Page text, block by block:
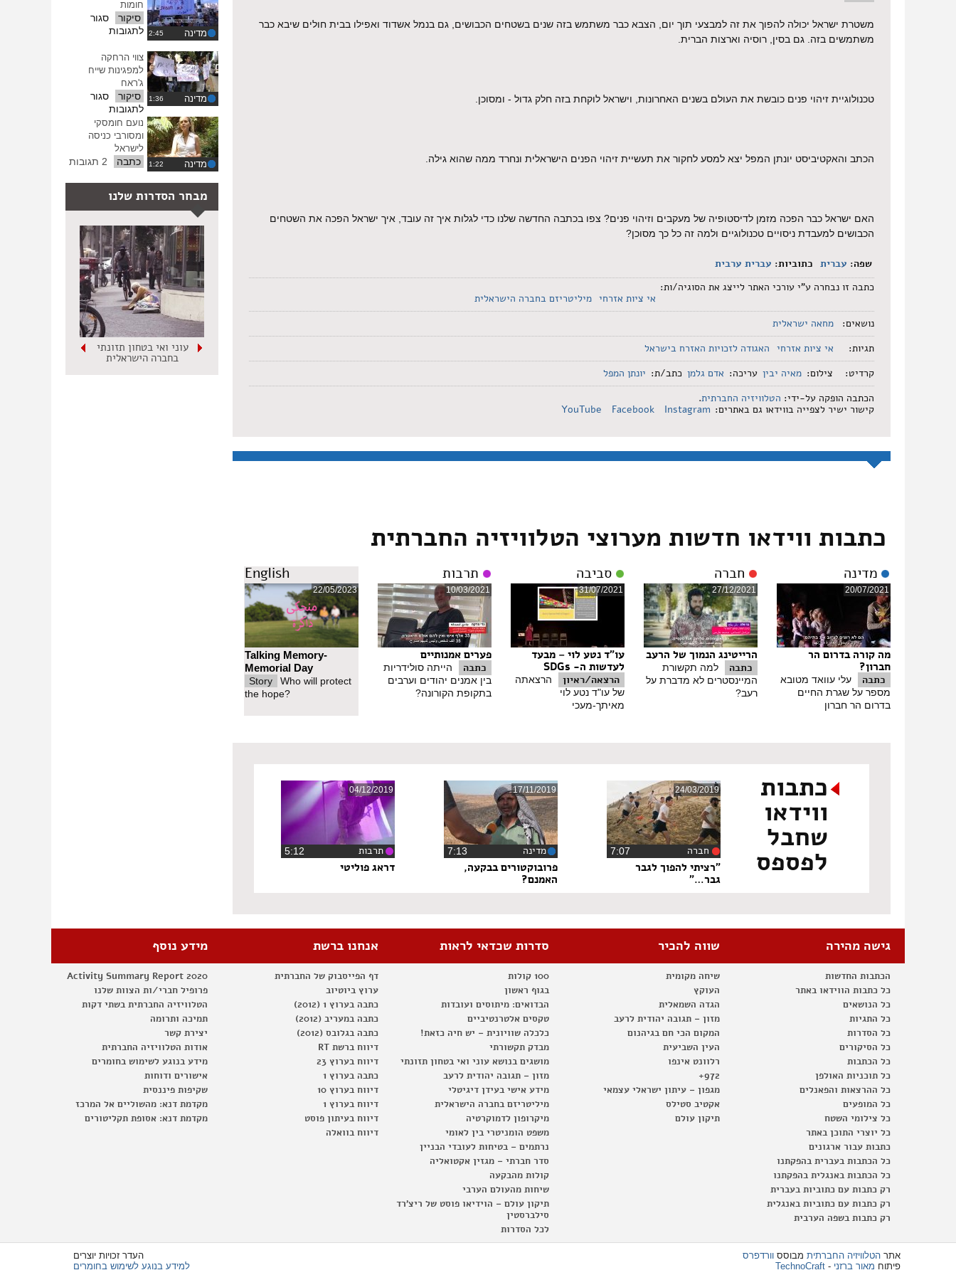
משטרת ישראל יכולה להפוך את זה למבצעי תוך יום, הצבא כבר משתמש בזה שנים בשטחים הכבושים, גם בנמל אשדוד ואפילו בבית חולים שיבא כבר
משתמשים בזה. גם בסין, רוסיה וארצות הברית.
טכנולוגיית זיהוי פנים כובשת את העולם בשנים האחרונות, וישראל לוקחת בזה חלק גדול - ומסוכן.
הכתב והאקטיביסט יונתן המפל יצא למסע לחקור את תעשיית זיהוי הפנים הישראלית ונחרד ממה שהוא גילה.
האם ישראל כבר הפכה מזמן לדיסטופיה של מעקבים וזיהוי פנים? צפו בכתבה החדשה שלנו כדי לגלות איך זה עובד, איך ישראל הפכה את השטחים
הכבושים למעבדת ניסויים טכנולוגיים ולמה זה כל כך מסוכן?
שפה: עברית כתוביות: עברית ערבית
כתבה זו נבחרה ע"י עורכי האתר לייצג את הסוגיה/ות:
אי ציות אזרחי מיליטריזם בחברה הישראלית
נושאים:
מחאה ישראלית
תגיות:
אי ציות אזרחי האגודה לזכויות האזרח בישראל
קרדיט:
צילום: מאיה יבין עריכה: אדם גלמן כתב/ת: יונתן המפל
הכתבה הופקה על-ידי: הטלוויזיה החברתית.
קישור ישיר לצפייה בווידאו גם באתרים:
YouTube Facebook Instagram
כתבות ווידאו חדשות מערוצי הטלוויזיה החברתית
מדינה
20/07/2021
מה קורה בדרום הר
חברון?
כתבה
עלי עוואד מטובא
מספר על שגרת החיים
בדרום הר חברון
חברה
27/12/2021
הרייטינג הנמוך של הרעב
כתבה
למה תקשורת
המיינסטרים לא מדברת על
רעב?
סביבה
31/07/2021
עו"ד נטע לוי – מבעד
לעדשות ה- SDGs
הרצאה/ראיון
הרצאתה
של עו"ד נטע לוי
מאיתך-מעכי
תרבות
10/03/2021
פערים אמנותיים
כתבה
הייתה סולידריות
בין אמנים יהודים וערבים
בתקופת הקורונה?
English
22/05/2023
Talking Memory-
Memorial Day
Story
Who will protect
the hope?
מדינה
חומות
סיקור
סגור
לתגובותעל
במקום
חומות
מדינה
צווי הרחקה
למפגינות שייח
ג'ראח
סיקור
סגור
לתגובותעל
צווי
הרחקה
שייח
מדינה
נועם חומסקי
ומסורבי כניסה
לישראל
כתבה 2 תגובות
מבחר הסדרות שלנו
עוני ואי בטחון תזונתי
בחברה הישראלית
כתבות
ווידאו
שחבל
לפספס
24/03/2019
חברה
"רציתי להפוך לגבר
גבר…"
17/11/2019
מדינה
פרובוקטורים בבקעה,
האמנם?
04/12/2019
תרבות
דראג פוליטי
גישה מהירה
הכתבות החדשות
כל כתבות הווידאו באתר
כל הנושאים
כל התגיות
כל הסדרות
כל הסיקורים
כל הכתבות
כל תוכניות האולפן
כל ההרצאות והפאנלים
כל המופעים
כל צילומי השטח
כל יוצרי התוכן באתר
כתבות עבור ארגונים
כל הכתבות בעברית בהפקתנו
כל הכתבות באנגלית בהפקתנו
רק כתבות עם כתוביות בעברית
רק כתבות עם כתוביות באנגלית
רק כתבות בשפה הערבית
שווה להכיר
שיחה מקומית
העוקץ
הגדה השמאלית
מזון – תגובה יהודית לרעב
המקום הכי חם בגיהנום
העין השביעית
רלוונט אינפו
972+
מגפון – עיתון ישראלי עצמאי
אקטיב סטילס
תיקון עולם
סדרות שכדאי לראות
100 קולות
בגוף ראשון
הבדואים: מיתוסים ועובדות
טקסים אלטרנטיביים
כלכלה שוויונית – יש חיה כזאת!
מבדק תקשורתי
מושגים בנושא עוני ואי בטחון תזונתי
מזון – תגובה יהודית לרעב
מידע אישי בעידן דיגיטלי
מיליטריזם בחברה הישראלית
מיקרופון לדמוקרטיה
משפט הומניטרי בין לאומי
נרתמים – בטיחות לעובדי הבניין
סדר חברתי – מגזין אקטואליה
קולות מהבקעה
שיחות מהעולם הערבי
תיקון עולם – הוידיאו פוסט של ריצ'רד
סילברסטין
לכל הסדרות
אנחנו ברשת
דף הפייסבוק של החברתית
ערוץ ביוטיוב
כתבה בערוץ 1 (2012)
כתבה במעריב (2012)
כתבה בגלובס (2012)
דיווח ברשת RT
דיווח בערוץ 23
כתבה בערוץ 1
דיווח בערוץ 10
דיווח בערוץ 1
דיווח בעיתון פוסט
דיווח בוואלה
מידע נוסף
Activity Summary Report 2020
פרופיל חברי/ות הצוות שלנו
הטלוויזיה החברתית בשתי דקות
תמיכה ותרומה
יצירת קשר
אודות הטלוויזיה החברתית
מידע בנוגע לשימוש בחומרים
אישורים ודוחות
שקיפות פיננסית
מקדמת דנא: מהשוליים אל המרכז
מקדמת דנא: אסופת תקליטורים
אתר הטלוויזיה החברתית מבוסס וורדפרס
פיתוח מאור ברזני -
TechnoCraft
העדר זכויות יוצרים
למידע בנוגע לשימוש בחומרים